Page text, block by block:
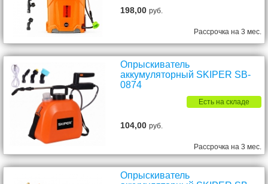
198,00руб.
Рассрочка на 3 мес.
Опрыскиватель
аккумуляторный SKIPER SB-
0874
Есть на складе
104,00руб.
Рассрочка на 3 мес.
Опрыскиватель